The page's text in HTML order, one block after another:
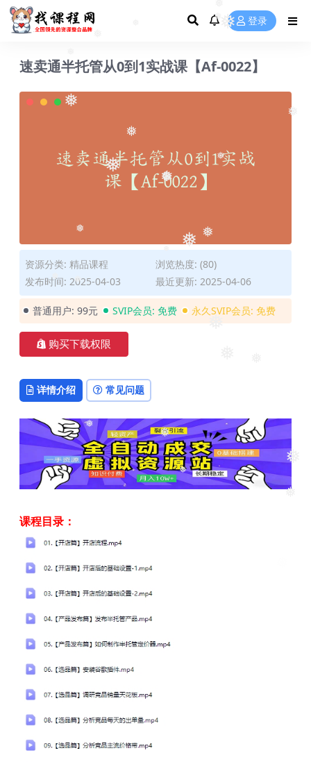
❅
❅
❅
❅
❅
❅
❅
❅
❅
❅
❅
❅
❅
❅
❅
❅
❅
❅
登录
速卖通半托管从0到1实战课【Af-0022】
资源分类: 精品课程
浏览热度: (80)
发布时间: 2025-04-03
最近更新: 2025-04-06
普通用户: 99元 SVIP会员: 免费 永久SVIP会员: 免费
购买下载权限
详情介绍 常见问题
课程目录：